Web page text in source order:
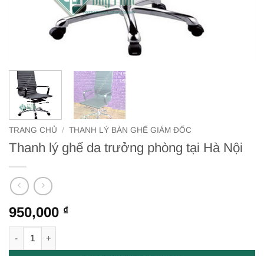
TRANG CHỦ / THANH LÝ BÀN GHẾ GIÁM ĐỐC
Thanh lý ghế da trưởng phòng tại Hà Nội
950,000 ₫